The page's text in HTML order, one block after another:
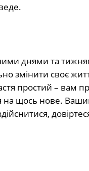
днями та
змінити своє
простий – вам
на щось нове.